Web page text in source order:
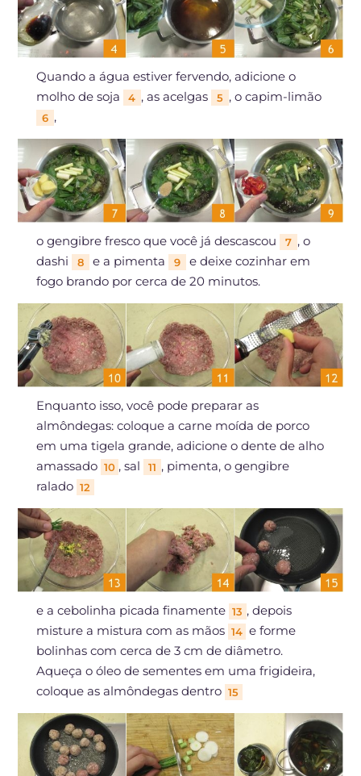
Quando a água estiver fervendo, adicione o
molho de soja
4 , as acelgas 5 , o capim-limão
6 ,
o gengibre fresco que você já descascou 7 , o
dashi
8 e a pimenta 9
e deixe cozinhar em
fogo brando por cerca de 20 minutos.
Enquanto isso, você pode preparar as
almôndegas: coloque a carne moída de porco
em uma tigela grande, adicione o dente de alho
amassado 10 , sal 11 , pimenta, o gengibre
ralado 12
e a cebolinha picada finamente 13 , depois
misture a mistura com as mãos 14 e forme
bolinhas com cerca de 3 cm de diâmetro.
Aqueça o óleo de sementes em uma frigideira,
coloque as almôndegas dentro 15